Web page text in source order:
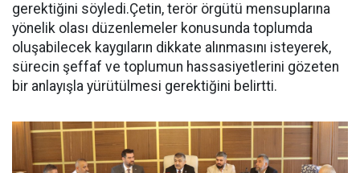
gerektiğini söyledi.Çetin, terör örgütü mensuplarına
yönelik olası düzenlemeler konusunda toplumda
oluşabilecek kaygıların dikkate alınmasını isteyerek,
sürecin şeffaf ve toplumun hassasiyetlerini gözeten
bir anlayışla yürütülmesi gerektiğini belirtti.